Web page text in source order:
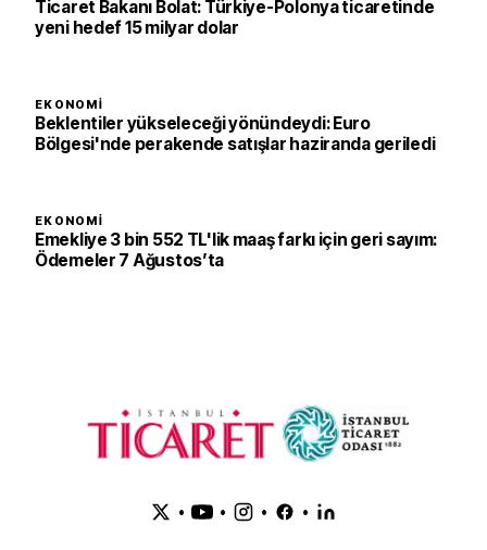
Ticaret Bakanı Bolat: Türkiye-Polonya ticaretinde
yeni hedef 15 milyar dolar
EKONOMI
Beklentiler yükseleceği yönündeydi: Euro
Bölgesi'nde perakende satışlar haziranda geriledi
EKONOMI
Emekliye 3 bin 552 TL'lik maaş farkı için geri sayım:
Ödemeler 7 Ağustos’ta
• • • •